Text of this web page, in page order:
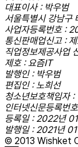
대표이사 : 박우범
서울특별시 강남구
사업자등록번호 :
통신판매업신고 :
직업정보제공사
제호 : 요즘IT
발행인 : 박우범
편집인 : 노희선
청소년보호책임자 :
인터넷신문등록번
등록일 : 2022년
발행일 : 2021년
© 2013 Wishket